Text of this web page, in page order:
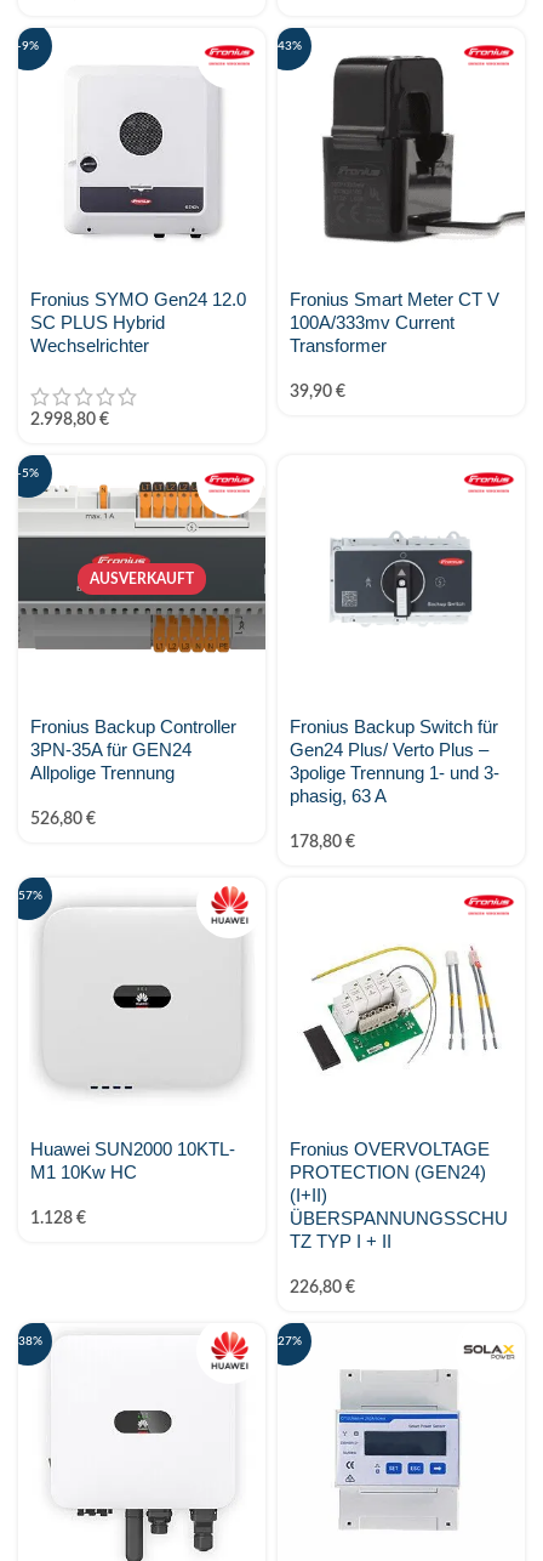
-9%
Fronius SYMO Gen24 12.0
SC PLUS Hybrid
Wechselrichter
2.998,80 €
-43%
Fronius Smart Meter CT V
100A/333mv Current
Transformer
39,90 €
AUSVERKAUFT
-5%
Fronius Backup Controller
3PN-35A für GEN24
Allpolige Trennung
526,80 €
Fronius Backup Switch für
Gen24 Plus/ Verto Plus –
3polige Trennung 1- und 3-
phasig, 63 A
178,80 €
-57%
Huawei SUN2000 10KTL-
M1 10Kw HC
1.128 €
Fronius OVERVOLTAGE
PROTECTION (GEN24)
(I+II)
ÜBERSPANNUNGSSCHU
TZ TYP I + II
226,80 €
-38% -27%